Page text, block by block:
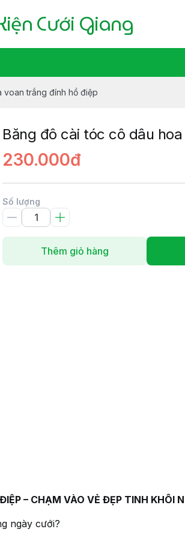
Cưới Giang
trắng đính hồ điệp
Băng đô cài tóc cô dâu
230.000đ
Số lượng
Thêm giỏ hàng
– CHẠM VÀO VẺ ĐẸP TINH KHÔI
ngày cưới?